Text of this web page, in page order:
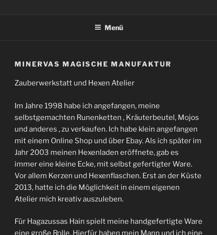
Menü
MINERVAS MAGISCHE MANUFAKTUR
Zauberwerkstatt und Hexen Atelier
Im Jahre 1998 habe ich angefangen, meine
selbstgemachten Runenketten , Kräuterbeutel, Mojos
und anderes , zu verkaufen. Ich habe klein angefangen
mit einem Online Shop und über Ebay. Als ich später im
Jahr 2003 meinen Hexenladen eröffnete, gab es
immer eine kleine Ecke, mit selbst gefertigter Ware.
Vor allem Kerzen und Hexenflaschen. Erst an der Küste
2013, hatte ich die Möglichkeit in einem eigenen
Atelier mich kreativ auszuleben.
Für Hagazussas Hain spielt meine handgefertigte Ware
eine große Rolle. Hierfür haben mein Mann und ich eine